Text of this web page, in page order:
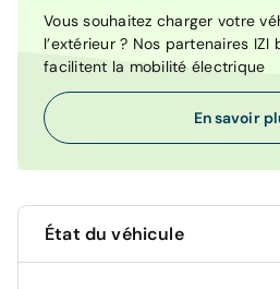
Vous souhaitez charger votre
l’extérieur ? Nos partenaires IZI
facilitent la mobilité électrique
En savoir
État du véhicule